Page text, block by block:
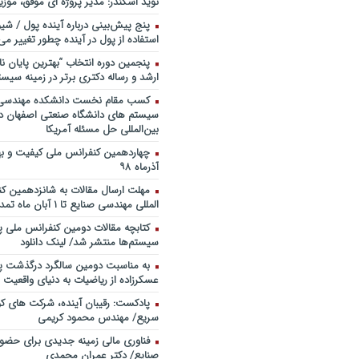
خندوانه
سخنرانی دکتر دیواندری در
بانکداری / کنفرانس ملی توسعه
بانکی
سخنرانی دکتر علیرضا فیض بخش با
پژوهی نظام بانکداری / ۹ بهمن ماه ۹۲
پنج پیش‌بینی درباره آینده پول /
استفاده از پول در آینده چطور تغییر
پنجمین دورۀ انتخاب “بهترین پایان
ارشد و رساله دکتری برتر در زمینه
کسب مقام نخست دانشکده
سیستم های دانشگاه صنعتی اصفهان
بین‌المللی حل مسئله آمریکا
آذرماه ۹۸
مهلت ارسال مقالات به شانزدهمین
المللی مهندسی صنایع تا ۱ آبان ماه تمدید شد.
کتابچه مقالات دومین کنفرانس ملی
سیستم‌ها منتشر شد/ لینک دانلود
به مناسبت دومین سالگرد درگذشت
عسکرزاده از ریاضیات به دنیای
پادکست: رقیبان آینده، شرکت های
سریع/ مهندس محمود کریمی
فناوری مالی زمینه جدیدی برای
صنایع/ دکتر عمران محمدی